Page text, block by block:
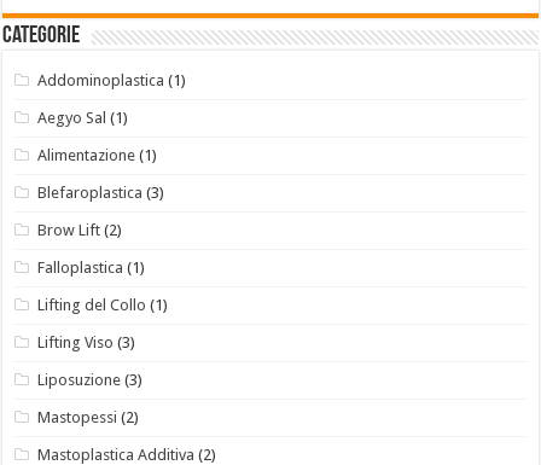
Categorie
Addominoplastica (1)
Aegyo Sal (1)
Alimentazione (1)
Blefaroplastica (3)
Brow Lift (2)
Falloplastica (1)
Lifting del Collo (1)
Lifting Viso (3)
Liposuzione (3)
Mastopessi (2)
Mastoplastica Additiva (2)